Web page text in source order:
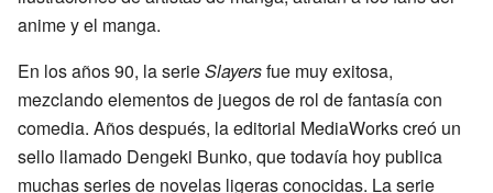
anime y el manga.
En los años 90, la serieSlayersfue muy exitosa,
mezclando elementos de juegos de rol de fantasía con
comedia. Años después, la editorial MediaWorks creó un
sello llamado Dengeki Bunko, que todavía hoy publica
muchas series de novelas ligeras conocidas. La serie